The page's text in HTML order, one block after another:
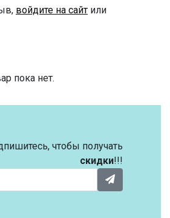
войдите на сайт или
пока нет.
чтобы получать
скидки!!!